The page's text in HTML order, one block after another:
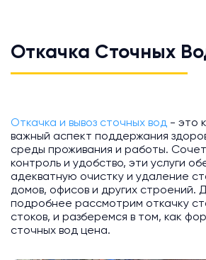
Откачка Сточных
Откачка и вывоз сточных вод - это
важный аспект поддержания
среды проживания и работы.
контроль и удобство, эти услуги
адекватную очистку и удаление
домов, офисов и других строений.
подробнее рассмотрим откачку
стоков, и разберемся в том, как
сточных вод цена.